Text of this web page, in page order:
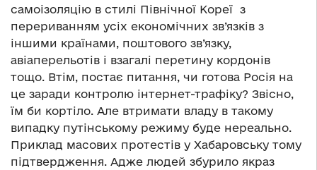
самоізоляцію в стилі Північної Кореї з
перериванням усіх економічних зв’язків з
іншими країнами, поштового зв’язку,
авіаперельотів і взагалі перетину кордонів
тощо. Втім, постає питання, чи готова Росія на
це заради контролю інтернет-трафіку? Звісно,
їм би кортіло. Але втримати владу в такому
випадку путінському режиму буде нереально.
Приклад масових протестів у Хабаровську тому
підтвердження. Адже людей збурило якраз